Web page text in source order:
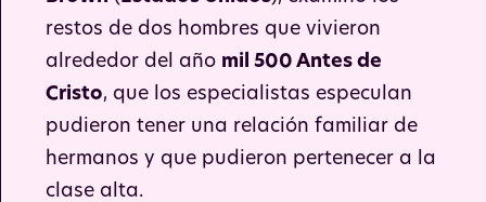
restos de dos hombres que vivieron
alrededor del año mil 500 Antes de
Cristo, que los especialistas especulan
pudieron tener una relación familiar de
hermanos y que pudieron pertenecer a la
clase alta.